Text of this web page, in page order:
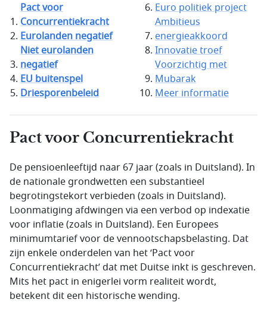
Pact voor
Concurrentiekracht
Eurolanden negatief
Niet eurolanden
negatief
EU buitenspel
Driesporenbeleid
Euro politiek project
Ambitieus
energieakkoord
Innovatie troef
Voorzichtig met
Mubarak
Meer informatie
Pact voor Concurrentiekracht
De pensioenleeftijd naar 67 jaar (zoals in Duitsland). In
de nationale grondwetten een substantieel
begrotingstekort verbieden (zoals in Duitsland).
Loonmatiging afdwingen via een verbod op indexatie
voor inflatie (zoals in Duitsland). Een Europees
minimumtarief voor de vennootschapsbelasting. Dat
zijn enkele onderdelen van het ‘Pact voor
Concurrentiekracht’ dat met Duitse inkt is geschreven.
Mits het pact in enigerlei vorm realiteit wordt,
betekent dit een historische wending.